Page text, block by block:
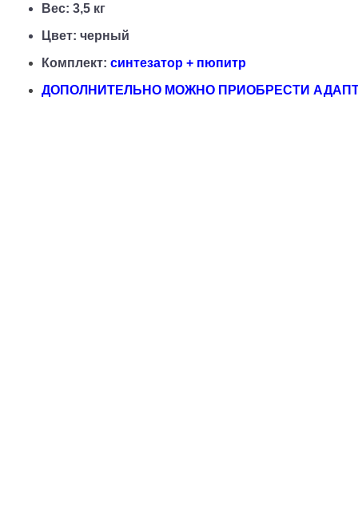
Вес: 3,5 кг
Цвет: черный
Комплект: синтезатор + пюпитр
ДОПОЛНИТЕЛЬНО МОЖНО ПРИОБРЕСТИ